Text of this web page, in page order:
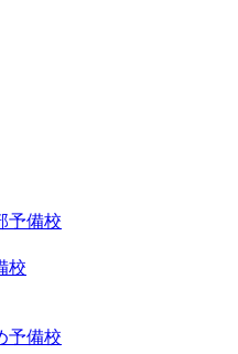
予備校
校
予備校